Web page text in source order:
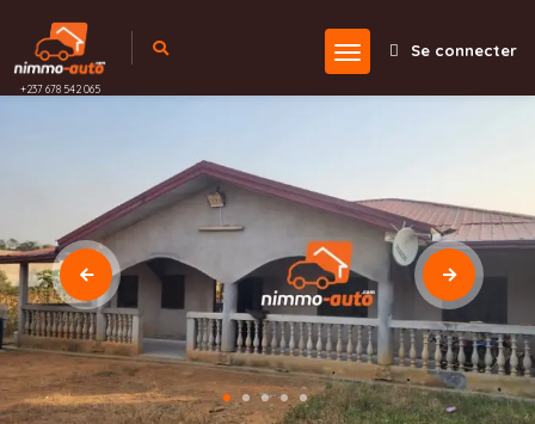
+237 678 542 065
Se connecter